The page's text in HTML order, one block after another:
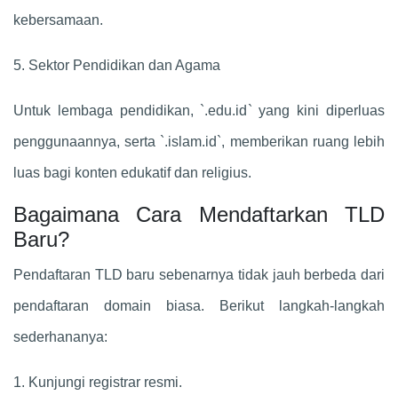
kebersamaan.
5. Sektor Pendidikan dan Agama
Untuk lembaga pendidikan, `.edu.id` yang kini diperluas
penggunaannya, serta `.islam.id`, memberikan ruang lebih
luas bagi konten edukatif dan religius.
Bagaimana Cara Mendaftarkan TLD
Baru?
Pendaftaran TLD baru sebenarnya tidak jauh berbeda dari
pendaftaran domain biasa. Berikut langkah-langkah
sederhananya:
1. Kunjungi registrar resmi.